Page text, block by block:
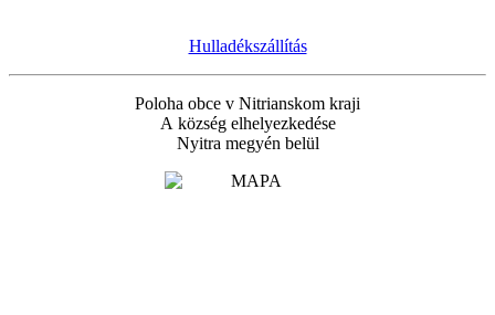
Hulladékszállítás
Poloha obce v Nitrianskom kraji
A község elhelyezkedése
Nyitra megyén belül